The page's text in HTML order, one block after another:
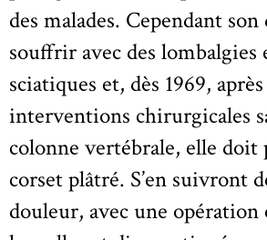
des malades. Cependant
souffrir avec des lombalgies
sciatiques et, dès 1969,
interventions chirurgicales
colonne vertébrale, elle
corset plâtré. S’en suivront
douleur, avec une opération